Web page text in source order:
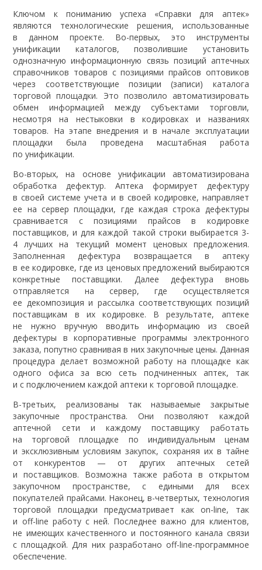
Ключом к пониманию успеха «Справки для аптек»
являются технологические решения, использованные
в данном проекте. Во-первых, это инструменты
унификации каталогов, позволившие установить
однозначную информационную связь позиций аптечных
справочников товаров с позициями прайсов оптовиков
через соответствующие позиции (записи) каталога
торговой площадки. Это позволило автоматизировать
обмен информацией между субъектами торговли,
несмотря на нестыковки в кодировках и названиях
товаров. На этапе внедрения и в начале эксплуатации
площадки была проведена масштабная работа
по унификации.
Во-вторых, на основе унификации автоматизирована
обработка дефектур. Аптека формирует дефектуру
в своей системе учета и в своей кодировке, направляет
ее на сервер площадки, где каждая строка дефектуры
сравнивается с позициями прайсов в кодировке
поставщиков, и для каждой такой строки выбирается 3-
4 лучших на текущий момент ценовых предложения.
Заполненная дефектура возвращается в аптеку
в ее кодировке, где из ценовых предложений выбираются
конкретные поставщики. Далее дефектура вновь
отправляется на сервер, где осуществляется
ее декомпозиция и рассылка соответствующих позиций
поставщикам в их кодировке. В результате, аптеке
не нужно вручную вводить информацию из своей
дефектуры в корпоративные программы электронного
заказа, попутно сравнивая в них закупочные цены. Данная
процедура делает возможной работу на площадке как
одного офиса за всю сеть подчиненных аптек, так
и с подключением каждой аптеки к торговой площадке.
В-третьих, реализованы так называемые закрытые
закупочные пространства. Они позволяют каждой
аптечной сети и каждому поставщику работать
на торговой площадке по индивидуальным ценам
и эксклюзивным условиям закупок, сохраняя их в тайне
от конкурентов — от других аптечных сетей
и поставщиков. Возможна также работа в открытом
закупочном пространстве, с едиными для всех
покупателей прайсами. Наконец, в-четвертых, технология
торговой площадки предусматривает как on-line, так
и off-line работу с ней. Последнее важно для клиентов,
не имеющих качественного и постоянного канала связи
с площадкой. Для них разработано off-line-программное
обеспечение.